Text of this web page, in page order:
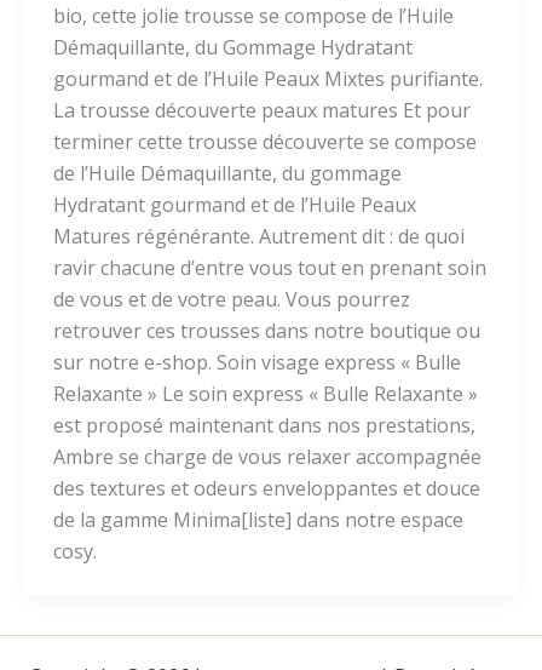
bio, cette jolie trousse se compose de l’Huile
Démaquillante, du Gommage Hydratant
gourmand et de l’Huile Peaux Mixtes purifiante.
La trousse découverte peaux matures Et pour
terminer cette trousse découverte se compose
de l’Huile Démaquillante, du gommage
Hydratant gourmand et de l’Huile Peaux
Matures régénérante. Autrement dit : de quoi
ravir chacune d’entre vous tout en prenant soin
de vous et de votre peau. Vous pourrez
retrouver ces trousses dans notre boutique ou
sur notre e-shop. Soin visage express « Bulle
Relaxante » Le soin express « Bulle Relaxante »
est proposé maintenant dans nos prestations,
Ambre se charge de vous relaxer accompagnée
des textures et odeurs enveloppantes et douce
de la gamme Minima[liste] dans notre espace
cosy.